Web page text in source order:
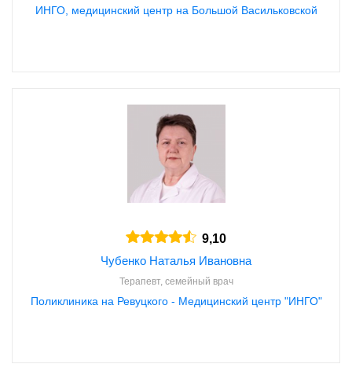
ИНГО, медицинский центр на Большой Васильковской
9,10
Чубенко Наталья Ивановна
Терапевт, семейный врач
Поликлиника на Ревуцкого - Медицинский центр "ИНГО"